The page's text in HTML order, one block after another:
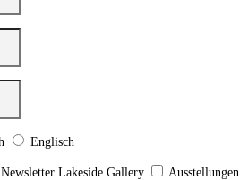
Englisch
Newsletter Lakeside Gallery Ausstellungen